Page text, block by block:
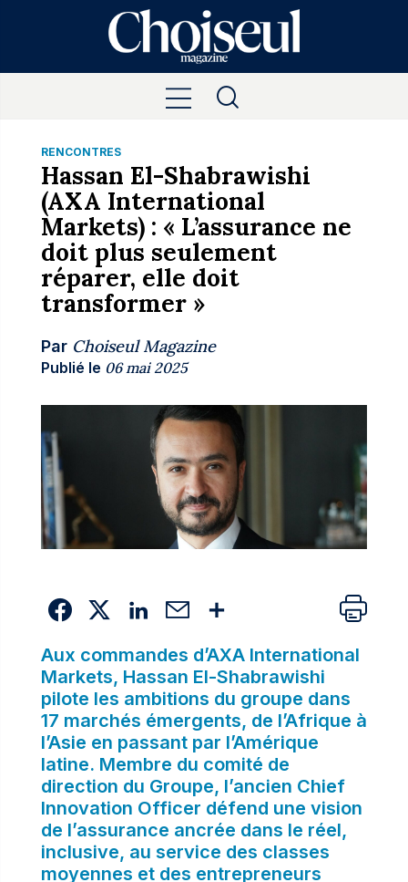
RENCONTRES
Hassan El-Shabrawishi
(AXA International
Markets) : « L’assurance ne
doit plus seulement
réparer, elle doit
transformer »
Par Choiseul Magazine
Publié le 06 mai 2025
Aux commandes d’AXA International
Markets, Hassan El-Shabrawishi
pilote les ambitions du groupe dans
17 marchés émergents, de l’Afrique à
l’Asie en passant par l’Amérique
latine. Membre du comité de
direction du Groupe, l’ancien Chief
Innovation Officer défend une vision
de l’assurance ancrée dans le réel,
inclusive, au service des classes
moyennes et des entrepreneurs